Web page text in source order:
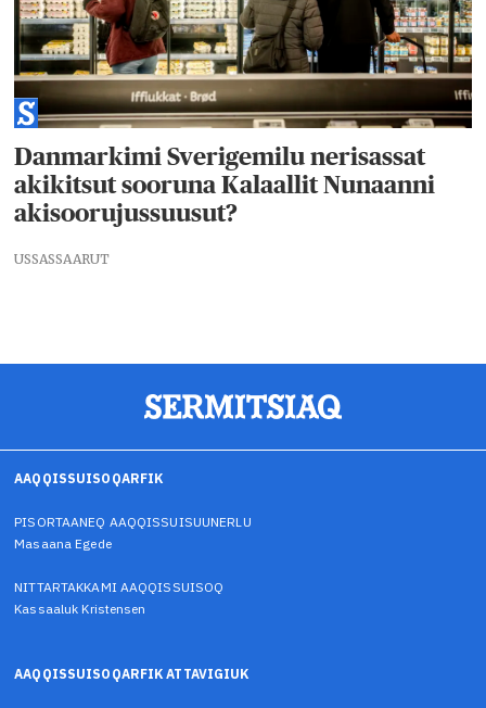
Danmarkimi Sverigemilu nerisassat
akikitsut sooruna Kalaallit Nunaanni
akisoorujussuusut?
USSASSAARUT
AAQQISSUISOQARFIK
PISORTAANEQ AAQQISSUISUUNERLU
Masaana Egede
NITTARTAKKAMI AAQQISSUISOQ
Kassaaluk Kristensen
AAQQISSUISOQARFIK ATTAVIGIUK